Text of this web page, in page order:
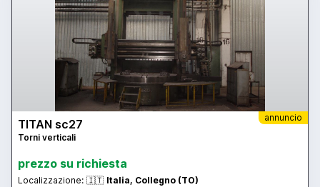
annuncio
TITAN sc27
Torni verticali
prezzo su richiesta
Localizzazione: 🇮🇹 Italia, Collegno (TO)